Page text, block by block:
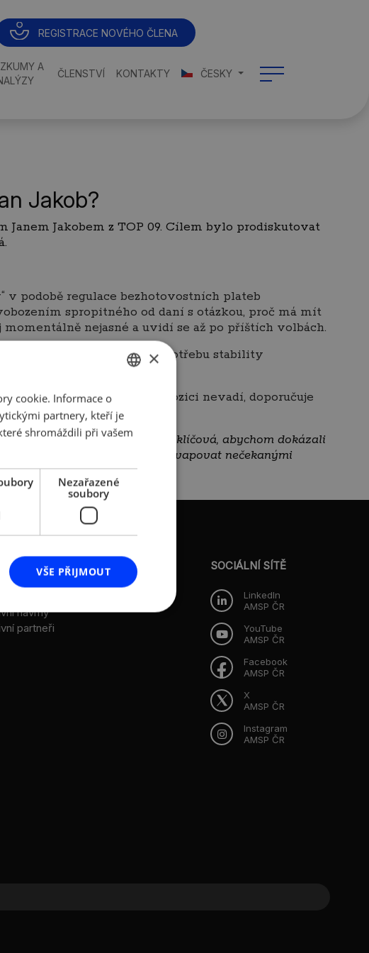
REGISTRACE NOVÉHO ČLENA
A
ČLENSTVÍ KONTAKTY ČESKY
Jakob?
Jakobem z TOP 09. Cílem bylo prodiskutovat
v podobě regulace bezhotovostních plateb
spropitného od daní s otázkou, proč má mít
nejasné a uvidí se až po příštích volbách.
neuvedl, zdůraznil však potřebu stability
(NRB) – její záruky opozici nevadí, doporučuje
motivují k inovacím.
představiteli je pro nás klíčová, abychom dokázali
nebude podnikatele překvapovat nečekanými
návrhy
partneři
Představenstvo
Dozorčí rada
SOCIÁLNÍ SÍTĚ
LinkedIn
AMSP ČR
YouTube
AMSP ČR
Facebook
AMSP ČR
X
AMSP ČR
Instagram
AMSP ČR
ENGLISH
×
cookie. Informace o
partnery, kteří je
shromáždili při vašem
Nezařazené
soubory
VŠE PŘIJMOUT